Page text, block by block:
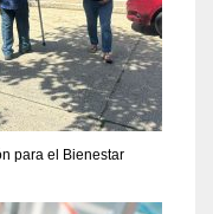
para el Bienestar